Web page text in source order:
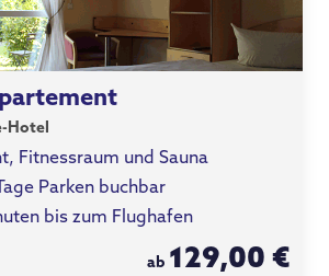
Hotel
Fitnessraum und Sauna
Parken buchbar
bis zum Flughafen
ab 129,00 €